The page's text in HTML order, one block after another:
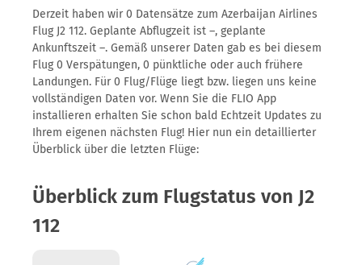
Derzeit haben wir 0 Datensätze zum Azerbaijan Airlines
Flug J2 112. Geplante Abflugzeit ist –, geplante
Ankunftszeit –. Gemäß unserer Daten gab es bei diesem
Flug 0 Verspätungen, 0 pünktliche oder auch frühere
Landungen. Für 0 Flug/Flüge liegt bzw. liegen uns keine
vollständigen Daten vor. Wenn Sie die FLIO App
installieren erhalten Sie schon bald Echtzeit Updates zu
Ihrem eigenen nächsten Flug! Hier nun ein detaillierter
Überblick über die letzten Flüge:
Überblick zum Flugstatus von J2
112